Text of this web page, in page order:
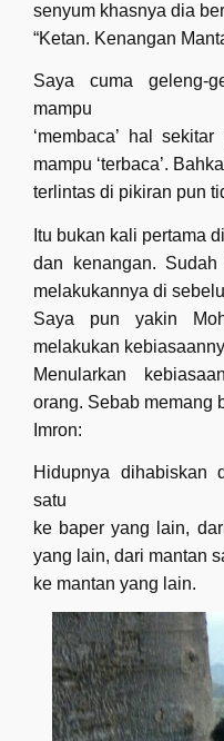
senyum khasnya dia
“Ketan. Kenangan
Saya cuma geleng-
mampu
‘membaca’ hal
mampu ‘terbaca’.
terlintas di pikiran pun
Itu bukan kali pertama
dan kenangan.
melakukannya di
Saya pun yakin
melakukan
Menularkan
orang. Sebab memang
Imron:
Hidupnya dihabiskan
satu
ke baper yang lain,
yang lain, dari mantan
ke mantan yang lain.